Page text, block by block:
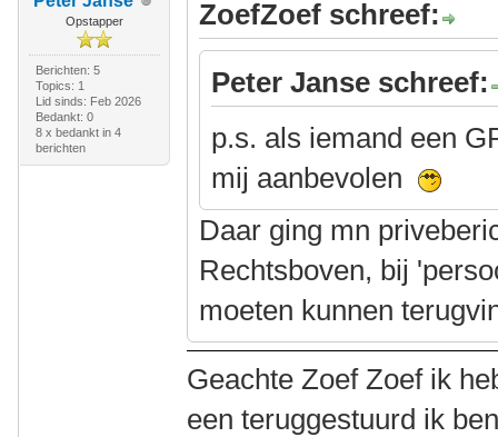
Opstapper
Berichten: 5
Topics: 1
Lid sinds: Feb 2026
Bedankt: 0
8 x bedankt in 4
berichten
ZoefZoef schreef:
Peter Janse schreef:
p.s. als iemand een
mij aanbevolen
Daar ging mn
Rechtsboven, bij
moeten kunnen
Geachte Zoef Zoef ik
een teruggestuurd ik